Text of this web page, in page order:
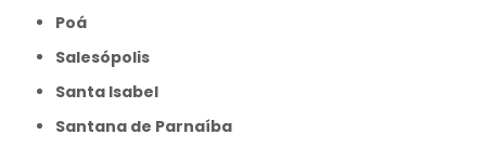
Poá
Salesópolis
Santa Isabel
Santana de Parnaíba